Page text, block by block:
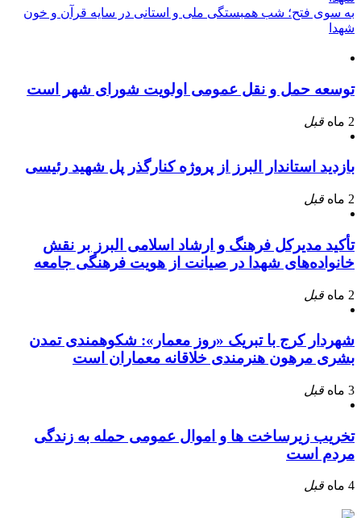
به سوی فتح؛ شب همبستگی ملی و استانی در سایه قرآن و خون
شهدا
توسعه حمل و نقل عمومی اولویت شورای شهر است
2 ماه قبل
بازدید استاندار البرز از پروژه کنارگذر پل شهید رئیسی
2 ماه قبل
تأکید مدیرکل فرهنگ و ارشاد اسلامی البرز بر نقش
خانواده‌های شهدا در صیانت از هویت فرهنگی جامعه
2 ماه قبل
شهردار کرج با تبریک «روز معمار»: شکوهمندی تمدن
بشری مرهون هنرمندی خلاقانه معماران است
3 ماه قبل
تخریب زیرساخت ها و اموال عمومی حمله به زندگی
مردم است
4 ماه قبل